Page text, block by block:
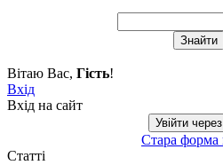
Вітаю Вас, Гість!
Вхід
Вхід на сайт
Увійти
Стара форма
Статті